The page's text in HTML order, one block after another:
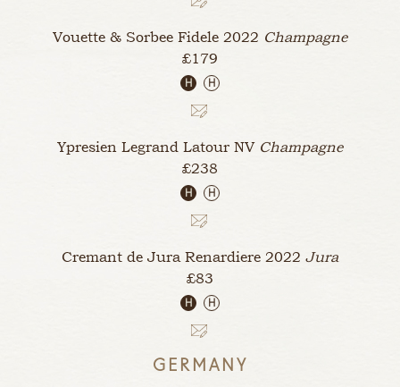
Vouette & Sorbee Fidele 2022 Champagne
£179
H H
Ypresien Legrand Latour NV Champagne
£238
H H
Cremant de Jura Renardiere 2022 Jura
£83
H H
GERMANY